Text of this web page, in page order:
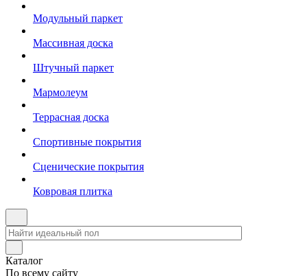
Модульный паркет
Массивная доска
Штучный паркет
Мармолеум
Террасная доска
Спортивные покрытия
Сценические покрытия
Ковровая плитка
Каталог
По всему сайту